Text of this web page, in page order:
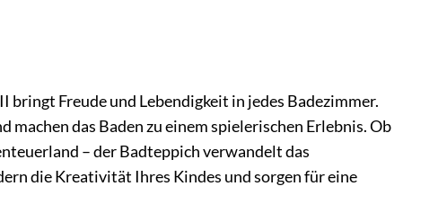
bringt Freude und Lebendigkeit in jedes Badezimmer.
das Baden zu einem spielerischen Erlebnis. Ob
– der Badteppich verwandelt das
die Kreativität Ihres Kindes und sorgen für eine